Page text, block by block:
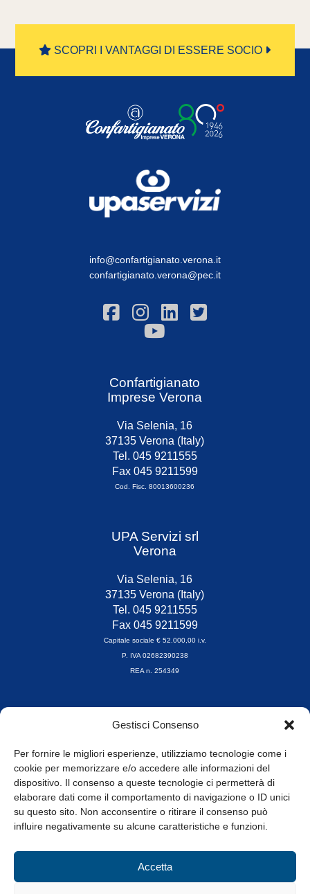
Gestisci Consenso
Per fornire le migliori esperienze, utilizziamo tecnologie come i
cookie per memorizzare e/o accedere alle informazioni del
dispositivo. Il consenso a queste tecnologie ci permetterà di
elaborare dati come il comportamento di navigazione o ID unici
su questo sito. Non acconsentire o ritirare il consenso può
influire negativamente su alcune caratteristiche e funzioni.
Accetta
SCOPRI I VANTAGGI DI ESSERE SOCIO
info@confartigianato.verona.it
confartigianato.verona@pec.it
Confartigianato
Imprese Verona
Via Selenia, 16
37135 Verona (Italy)
Tel. 045 9211555
Fax 045 9211599
Cod. Fisc. 80013600236
UPA Servizi srl
Verona
Via Selenia, 16
37135 Verona (Italy)
Tel. 045 9211555
Fax 045 9211599
Capitale sociale € 52.000,00 i.v.
P. IVA 02682390238
REA n. 254349
Orari di apertura
8.30-13.00 / 14.00-17.30
Whistleblowing
© Tutti i diritti riservati
Privacy Policy e Cookie|Informativa Cookie